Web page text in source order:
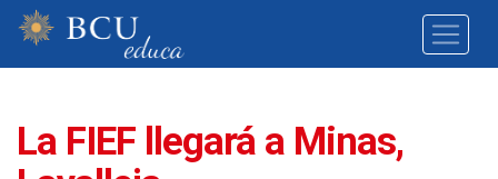
La FIEF llegará a Minas,